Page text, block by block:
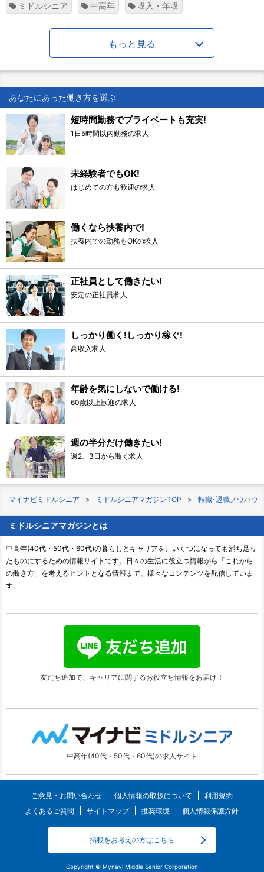
ミドルシニア 中高年 収入・年収
もっと見る
あなたにあった働き方を選ぶ
短時間勤務でプライベートも充実!
1日5時間以内勤務の求人
未経験者でもOK!
はじめての方も歓迎の求人
働くなら扶養内で!
扶養内での勤務もOKの求人
正社員として働きたい!
安定の正社員求人
しっかり働く!しっかり稼ぐ!
高収入求人
年齢を気にしないで働ける!
60歳以上歓迎の求人
週の半分だけ働きたい!
週2、3日から働く求人
マイナビミドルシニア ミドルシニアマガジンTOP 転職･退職ノウハウ
ミドルシニアマガジンとは
中高年(40代・50代・60代)の暮らしとキャリアを、いくつになっても満ち足り
たものにするための情報サイトです。日々の生活に役立つ情報から「これから
の働き方」を考えるヒントとなる情報まで、様々なコンテンツを配信していま
す。
友だち追加で、キャリアに関するお役立ち情報をお届け！
中高年(40代・50代・60代)の求人サイト
ご意見・お問い合わせ 個人情報の取扱について
利用規約
よくあるご質問
サイトマップ 推奨環境 個人情報保護方針
掲載をお考えの方はこちら
Copyright © Mynavi Middle Senior Corporation